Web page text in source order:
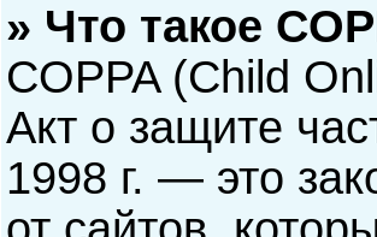
» Что такое
COPPA (Child
Акт о защите
1998 г. — это